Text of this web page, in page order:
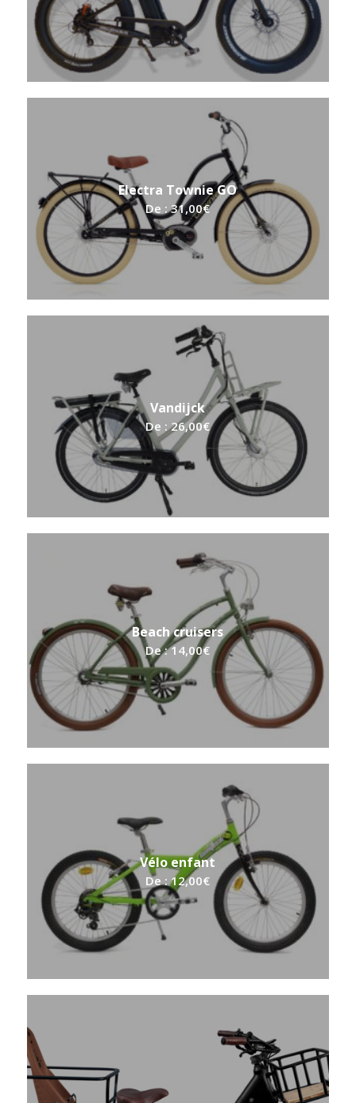
Electra Townie GO
De :31,00€
Vandijck
De :26,00€
Beach cruisers
De :14,00€
Vélo enfant
De :12,00€